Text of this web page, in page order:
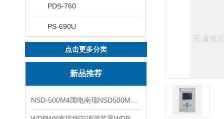
PDS-760
PS-690U
点击更多分类
新品推荐